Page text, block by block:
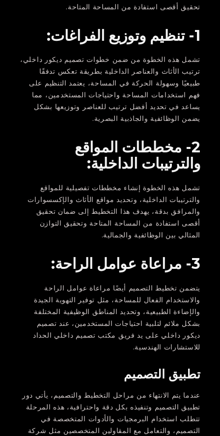
تحقيق أقصى استفادة من المساحة المتاحة.
1- تنظيم وتوزيع الفراغات:
تشمل هذه الخطوة من ضمن خطوات تصميم ديكور داخلي،
ترتيب الأثاث والعناصر الداخلية بطريقة تعكس تدفقًا
طبيعيًا وسهولة الحركة في المساحة، يعتمد التنظيم على
فهم استخدامات المساحة واحتياجات المستخدمين، مما
يساعد في تحديد أفضل ترتيب للعناصر وتوزيعها بشكل
يضمن الوظائفية والجاذبية البصرية.
2- مخططات المواقع
والترتيبات الداخلية:
تشمل هذه الخطوة إنشاء مخططات تفصيلية للمواقع
والترتيبات الداخلية، وتحديد مواقع الأثاث والإكسسوارات
والمرافق بدقة، يهدف هذا التخطيط إلى ضمان تحقيق
أقصى استفادة من المساحة المتاحة وتحقيق التوازن
المثالي بين الوظائفية والجمالية.
3- مراعاة عوامل الراحة:
يتضمن تخطيط التصميم أيضًا مراعاة عوامل الراحة
والاستخدام الفعال للمساحة، مثل توفير التهوية الجيدة
والإضاءة الطبيعية، وتحديد المناطق الوظيفية المختلفة
بشكل ملائم لتلبية احتياجات المستخدمين، عند تصميم
ديكور داخلي على يد فريق مكتب تصميم داخلي الحداد
للاستشارات الهندسية.
تطبيق التصميم
عندما يتم الانتهاء من مراحل التخطيط والتصميم، يأتي دور
تطبيق التصميم وتنفيذه بكل دقة واحترافية، هذه المرحلة
تتطلب استخدام البرمجيات والأدوات المتخصصة في
التصميم، والتعامل مع المقاولين المتخصصين مثل شركة